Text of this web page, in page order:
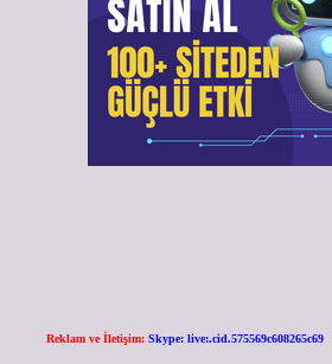
Reklam ve İletişim: Skype: live:.cid.575569c608265c69